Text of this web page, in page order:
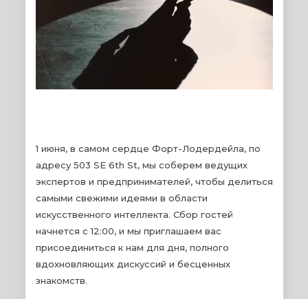
1 июня, в самом сердце Форт-Лодердейла, по
адресу 503 SE 6th St, мы соберем ведущих
экспертов и предпринимателей, чтобы делиться
самыми свежими идеями в области
искусственного интеллекта. Сбор гостей
начнется с 12:00, и мы приглашаем вас
присоединиться к нам для дня, полного
вдохновляющих дискуссий и бесценных
знакомств.